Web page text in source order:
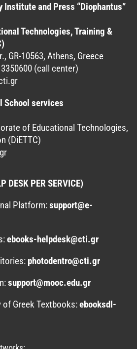
Institute and Press “Diophantus”
Technologies, Training &
GR-10563, Athens, Greece
(call center)
School services
of Educational Technologies,
(DiETTC)
DESK PER SERVICE)
Platform:support@e-
ebooks-helpdesk@cti.gr
photodentro@cti.gr
support@mooc.edu.gr
Greek Textbooks:ebooksdl-